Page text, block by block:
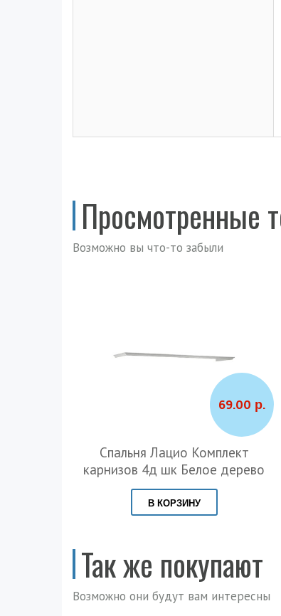
Просмотренные
Возможно вы что-то забыли
69.00 р.
Спальня Лацио Комплект
карнизов 4д шк Белое дерево
В КОРЗИНУ
Так же покупают
Возможно они будут вам интересны